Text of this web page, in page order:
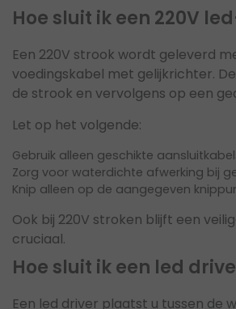
Hoe sluit ik een 220V
Een 220V strook wordt geleverd
voedingskabel met gelijkrichter.
de strook en vervolgens op een
Let op het volgende:
Gebruik alleen geschikte
Zorg voor waterdichte afwerking bij
Knip alleen op de aangegeven
Ook bij 220V stroken blijft een
cruciaal.
Hoe sluit ik een led
Een led driver plaatst u tussen de